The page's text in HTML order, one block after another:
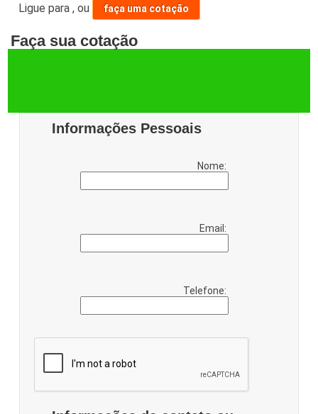
Ligue para,ou faça uma cotação
Faça sua cotação
Informações Pessoais
Nome:
Email:
Telefone: